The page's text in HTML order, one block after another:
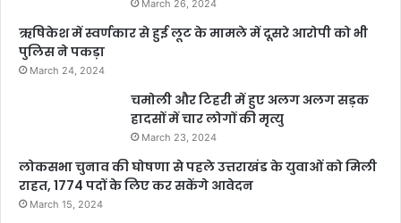
March 26, 2024
ऋषिकेश में स्वर्णकार से हुई लूट के मामले में दूसरे आरोपी को भी
पुलिस ने पकड़ा
March 24, 2024
चमोली और टिहरी में हुए अलग अलग सड़क
हादसों में चार लोगों की मृत्यु
March 23, 2024
लोकसभा चुनाव की घोषणा से पहले उत्तराखंड के युवाओं को मिली
राहत, 1774 पदों के लिए कर सकेंगे आवेदन
March 15, 2024